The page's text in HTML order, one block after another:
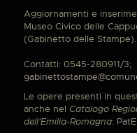
Aggiornamenti e
Museo Civico delle
(Gabinetto delle Stampe).
Contatti: 0545-280911/3;
Le opere presenti in
anche nel Catalogo
dell'Emilia-Romagna: